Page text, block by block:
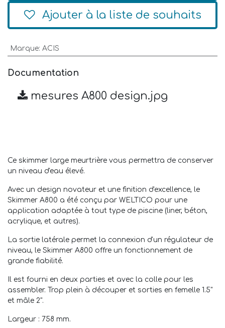
Ajouter à la liste de souhaits
Marque: ACIS
Documentation
mesures A800 design.jpg
Ce skimmer large meurtrière vous permettra de conserver
un niveau d'eau élevé.
Avec un design novateur et une finition d'excellence, le
Skimmer A800 a été conçu par WELTICO pour une
application adaptée à tout type de piscine (liner, béton,
acrylique, et autres).
La sortie latérale permet la connexion d'un régulateur de
niveau, le Skimmer A800 offre un fonctionnement de
grande fiabilité.
Il est fourni en deux parties et avec la colle pour les
assembler. Trop plein à découper et sorties en femelle 1.5"
et mâle 2".
Largeur : 758 mm.